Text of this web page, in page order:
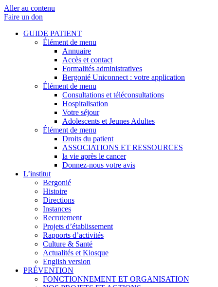
Aller au contenu
Faire un don
GUIDE PATIENT
Élément de menu
Annuaire
Accès et contact
Formalités administratives
Bergonié Uniconnect : votre application
Élément de menu
Consultations et téléconsultations
Hospitalisation
Votre séjour
Adolescents et Jeunes Adultes
Élément de menu
Droits du patient
ASSOCIATIONS ET RESSOURCES
la vie après le cancer
Donnez-nous votre avis
L’institut
Bergonié
Histoire
Directions
Instances
Recrutement
Projets d’établissement
Rapports d’activités
Culture & Santé
Actualités et Kiosque
English version
PRÉVENTION
FONCTIONNEMENT ET ORGANISATION